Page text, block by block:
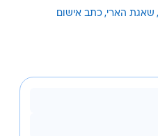
שאגת הארי כתב אישום